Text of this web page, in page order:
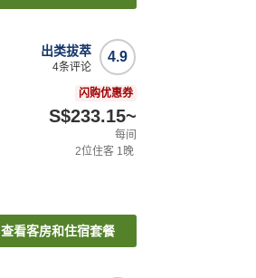
4.9
出类拔萃
4条评论
闪购优惠券
S$233.15~
每间
2位住客 1 晚
查看客房和住宿套餐